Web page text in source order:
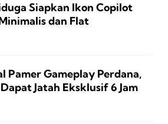
Siapkan Ikon Copilot
dan Flat
Pamer Gameplay Perdana,
Jatah Eksklusif 6 Jam